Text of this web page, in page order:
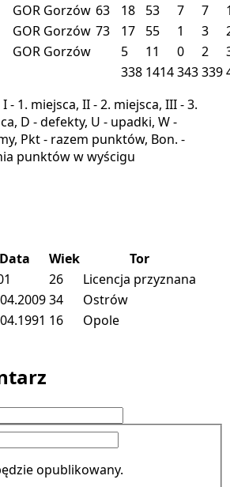
GOR Gorzów 63 18 53 7 7
GOR Gorzów 73 17 55 1 3
GOR Gorzów 5 11 0 2
338 1414343339
- 1. miejsca, II - 2. miejsca, III - 3.
D - defekty, U - upadki, W -
Pkt - razem punktów, Bon. -
punktów w wyścigu
Data Wiek
Tor
26
Licencja przyznana
34
Ostrów
16
Opole
opublikowany.